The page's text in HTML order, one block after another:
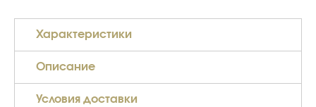
Характеристики
Описание
Условия доставки